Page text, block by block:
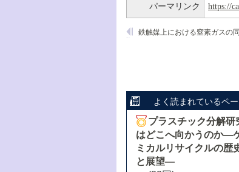
パーマリンク https://
鉄触媒上における窒素ガスの
よく読まれているペ
プラスチック分解研
はどこへ向かうのか―
ミカルリサイクルの歴
と展望―